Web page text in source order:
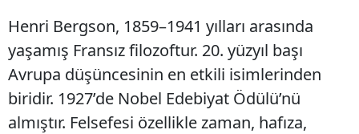
Henri Bergson, 1859–1941 yılları arasında
yaşamış Fransız filozoftur. 20. yüzyıl başı
Avrupa düşüncesinin en etkili isimlerinden
biridir. 1927’de Nobel Edebiyat Ödülü’nü
almıştır. Felsefesi özellikle zaman, hafıza,